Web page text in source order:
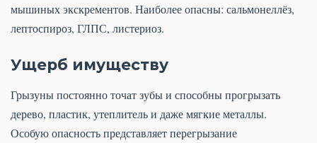
мышиных экскрементов. Наиболее опасны: сальмонеллёз,
лептоспироз, ГЛПС, листериоз.
Ущерб имуществу
Грызуны постоянно точат зубы и способны прогрызать
дерево, пластик, утеплитель и даже мягкие металлы.
Особую опасность представляет перегрызание